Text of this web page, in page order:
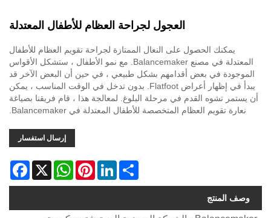
العجول لجراحة العظام للأطفال المعتدلة
يمكنك الحصول على النعال الممتازة لجراحة تقويم العظام للأطفال
المعتدلة في مصنع Balancemaker. مع نمو الأطفال ، ستشكل الأقواس
الموجودة في بعض أقدامهم بشكل طبيعي ، في حين أن البعض الآخر قد
يبدأ في إظهار أعراض Flatfoot. بدون تدخل في الوقت المناسب ، يمكن
أن يستمر تشوه القدم في مرحلة البلوغ. لمعالجة هذا ، قام فريقنا بصياغة
نعارة تقويم العظام المتخصصة للأطفال المعتدلة في Balancemaker.
إرسال استفسار
X
WhatsAppPinterestLinkedInShare
وصف المنتج